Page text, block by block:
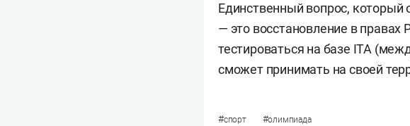
Единственный вопрос, который
— это восстановление в
тестироваться на базе ITA
сможет принимать на своей
#спорт #олимпиада